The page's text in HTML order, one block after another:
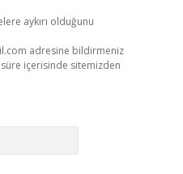
aykırı olduğunu
adresine bildirmeniz
içerisinde sitemizden